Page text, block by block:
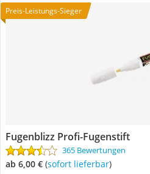
Preis-Leistungs-Sieger
Fugenblizz Profi-Fugenstift
365 Bewertungen
ab 6,00 € ( Sofort lieferbar)